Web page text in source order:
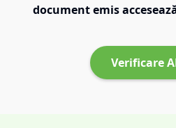
document emis
Verificare